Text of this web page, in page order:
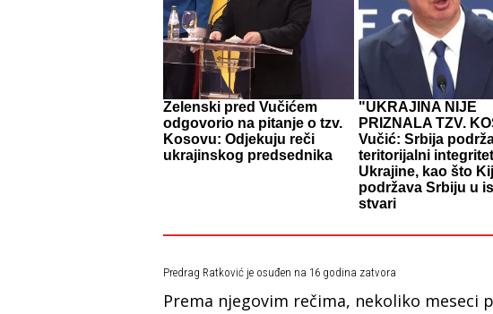
Zelenski pred Vučićem
odgovorio na pitanje o tzv.
Kosovu: Odjekuju reči
ukrajinskog predsednika
"UKRAJINA NIJE
PRIZNALA TZV.
Vučić: Srbija
teritorijalni
Ukrajine, kao što
podržava Srbiju u
stvari
Predrag Ratković je osuđen na 16 godina zatvora
Prema njegovim rečima, nekoliko meseci